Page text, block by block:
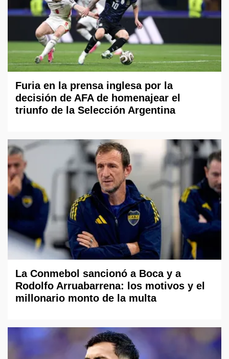
Furia en la prensa inglesa por la
decisión de AFA de homenajear el
triunfo de la Selección Argentina
La Conmebol sancionó a Boca y a
Rodolfo Arruabarrena: los motivos y el
millonario monto de la multa